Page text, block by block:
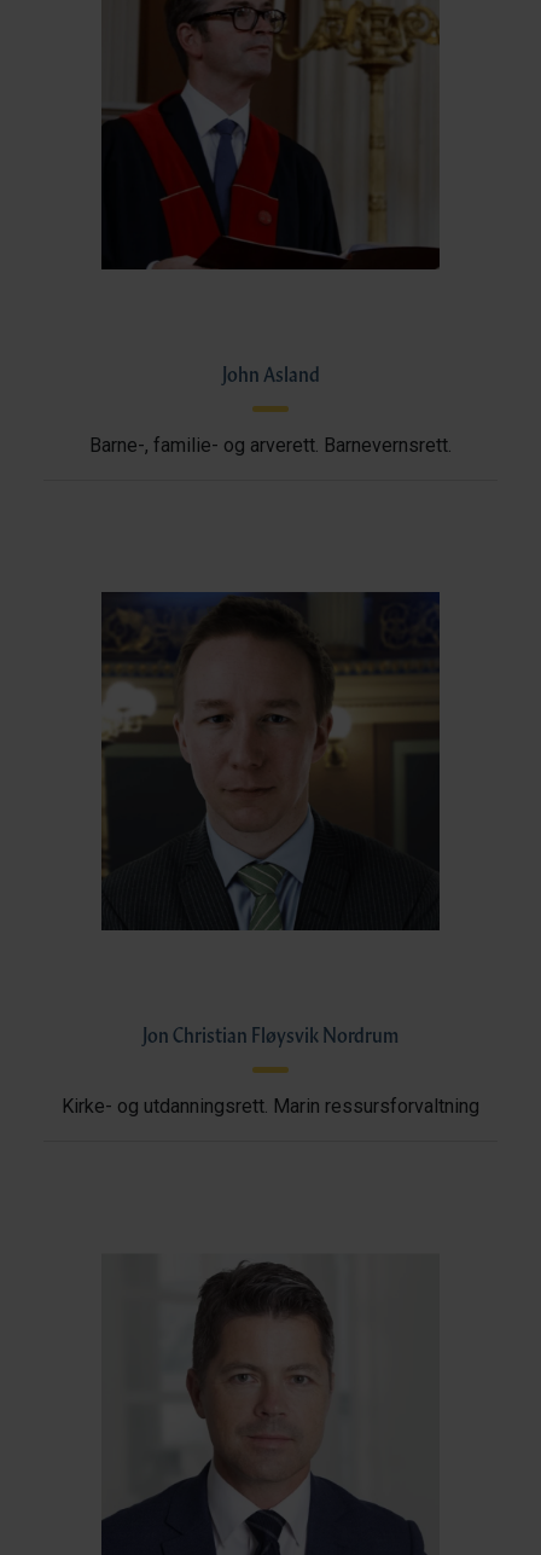
John Asland
Barne-, familie- og arverett. Barnevernsrett.
Jon Christian Fløysvik Nordrum
Kirke- og utdanningsrett. Marin ressursforvaltning